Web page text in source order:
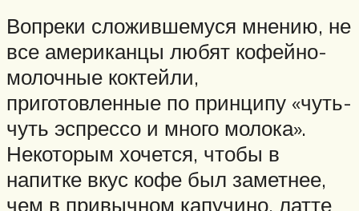
Вопреки сложившемуся мнению, не
все американцы любят кофейно-
молочные коктейли,
приготовленные по принципу «чуть-
чуть эспрессо и много молока».
Некоторым хочется, чтобы в
напитке вкус кофе был заметнее,
чем в привычном капучино, латте